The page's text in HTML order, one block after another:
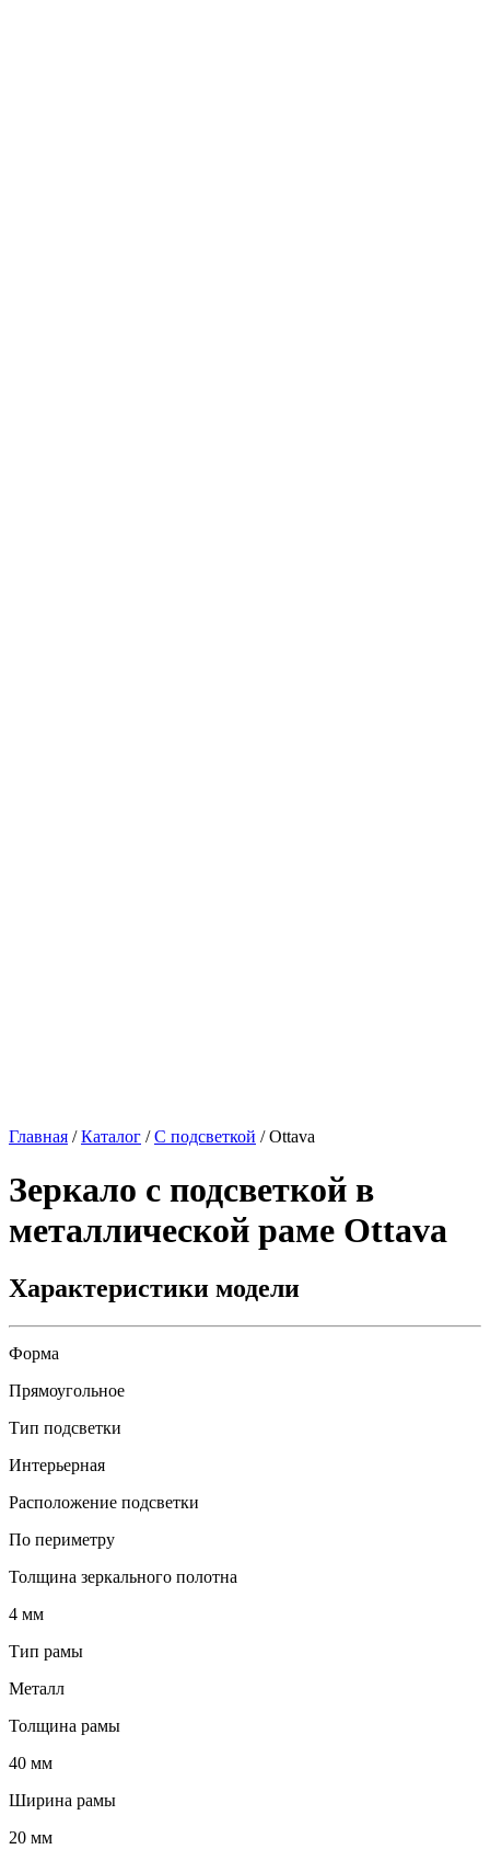
Главная /Каталог /С подсветкой /Ottava
Зеркало с подсветкой в
металлической раме Ottava
Характеристики модели
Форма
Прямоугольное
Тип подсветки
Интерьерная
Расположение подсветки
По периметру
Толщина зеркального полотна
4 мм
Тип рамы
Металл
Толщина рамы
40 мм
Ширина рамы
20 мм